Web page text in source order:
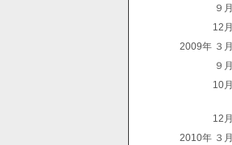
９月
12月
2009年 ３月
９月
10月
12月
2010年 ３月